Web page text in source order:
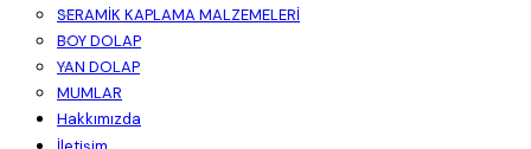
SERAMİK KAPLAMA MALZEMELERİ
BOY DOLAP
YAN DOLAP
MUMLAR
Hakkımızda